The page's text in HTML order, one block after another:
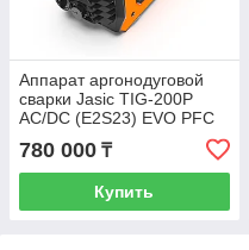
Аппарат аргонодуговой
сварки Jasic TIG-200P
AC/DC (E2S23) EVO PFC
780 000 ₸
Купить